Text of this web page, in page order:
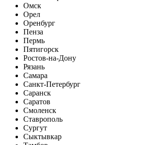
Омск
Орел
Оренбург
Пенза
Пермь
Пятигорск
Ростов-на-Дону
Рязань
Самара
Санкт-Петербург
Саранск
Саратов
Смоленск
Ставрополь
Сургут
Сыктывкар